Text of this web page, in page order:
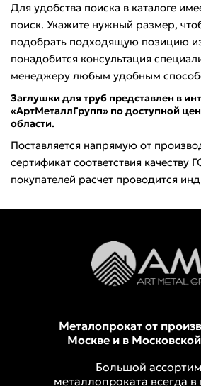
Для удобства поиска в каталоге
поиск. Укажите нужный размер,
подобрать подходящую позицию из
понадобится консультация
менеджеру любым удобным
Заглушки для труб представлен в
«АртМеталлГрупп» по доступной
области.
Поставляется напрямую от
сертификат соответствия качеству
покупателей расчет проводится
Металопрокат от
Москве и в
Большой
металлопроката всегда